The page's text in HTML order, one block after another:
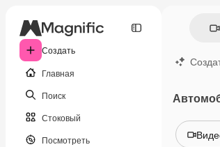
Создать
Главная
Поиск
Стоковый
Посмотреть